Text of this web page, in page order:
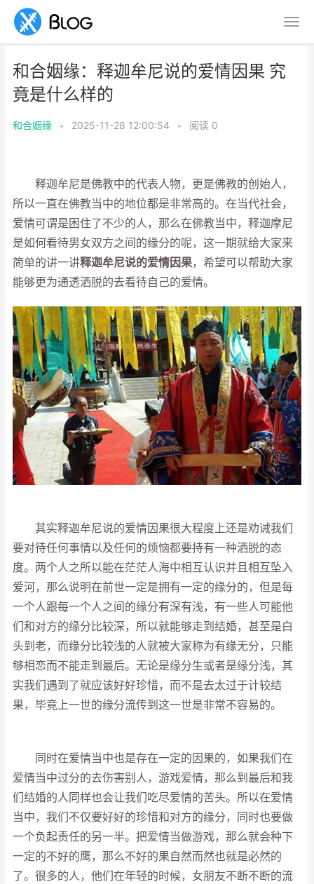
和合姻缘：释迦牟尼说的爱情因果 究
竟是什么样的
和合姻缘 • 2025-11-28 12:00:54 • 阅读 0
释迦牟尼是佛教中的代表人物，更是佛教的创始人，
所以一直在佛教当中的地位都是非常高的。在当代社会，
爱情可谓是困住了不少的人，那么在佛教当中，释迦摩尼
是如何看待男女双方之间的缘分的呢，这一期就给大家来
简单的讲一讲释迦牟尼说的爱情因果，希望可以帮助大家
能够更为通透洒脱的去看待自己的爱情。
其实释迦牟尼说的爱情因果很大程度上还是劝诫我们
要对待任何事情以及任何的烦恼都要持有一种洒脱的态
度。两个人之所以能在茫茫人海中相互认识并且相互坠入
爱河，那么说明在前世一定是拥有一定的缘分的，但是每
一个人跟每一个人之间的缘分有深有浅，有一些人可能他
们和对方的缘分比较深，所以就能够走到结婚，甚至是白
头到老，而缘分比较浅的人就被大家称为有缘无分，只能
够相恋而不能走到最后。无论是缘分生或者是缘分浅，其
实我们遇到了就应该好好珍惜，而不是去太过于计较结
果，毕竟上一世的缘分流传到这一世是非常不容易的。
同时在爱情当中也是存在一定的因果的，如果我们在
爱情当中过分的去伤害别人，游戏爱情，那么到最后和我
们结婚的人同样也会让我们吃尽爱情的苦头。所以在爱情
当中，我们不仅要好好的珍惜和对方的缘分，同时也要做
一个负起责任的另一半。把爱情当做游戏，那么就会种下
一定的不好的鹰，那么不好的果自然而然也就是必然的
了。很多的人，他们在年轻的时候，女朋友不断不断的流